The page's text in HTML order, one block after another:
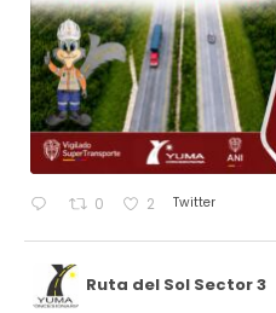
0 2 Twitter
Ruta del Sol Sector 3